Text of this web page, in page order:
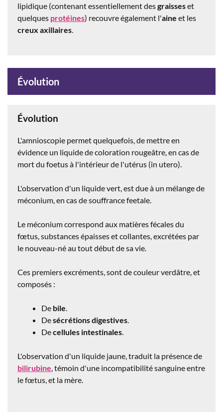
lipidique (contenant essentiellement desgraisseset
quelques protéines) recouvre également l'aine et les
creux axillaires.
Évolution
Évolution
L'amnioscopie permet quelquefois, de mettre en
évidence un liquide de coloration rougeâtre, en cas de
mort du foetus à l'intérieur de l'utérus (in utero).
L'observation d'un liquide vert, est due à un mélange de
méconium, en cas de souffrance feetale.
Le méconium correspond aux matières fécales du
fœtus, substances épaisses et collantes, excrétées par
le nouveau-né au tout début de sa vie.
Ces premiers excréments, sont de couleur verdâtre, et
composés :
De bile.
Desécrétions digestives.
Decellules intestinales.
L'observation d'un liquide jaune, traduit la présence de
bilirubine, témoin d'une incompatibilité sanguine entre
le fœtus, et la mère.